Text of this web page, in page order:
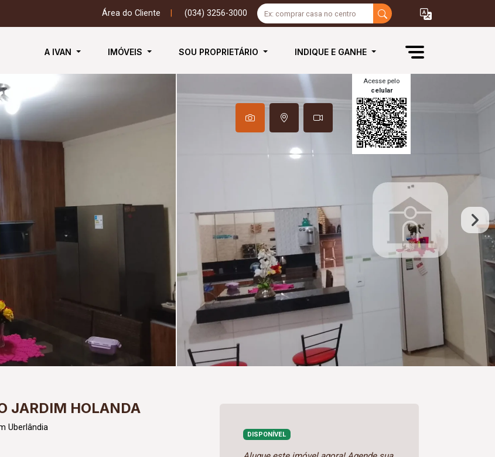
Área do Cliente (034) 3256-3000
A IVAN IMÓVEIS SOU PROPRIETÁRIO INDIQUE E GANHE
Acesse pelo
celular
JARDIM HOLANDA
Uberlândia
DISPONÍVEL